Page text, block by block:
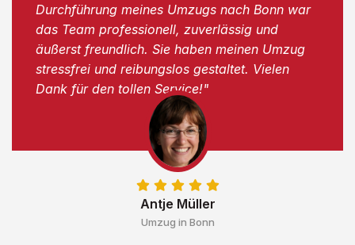
Antje Müller
Umzug in Bonn
Durchführung meines Umzugs nach Bonn war
das Team professionell, zuverlässig und
äußerst freundlich. Sie haben meinen Umzug
stressfrei und reibungslos gestaltet. Vielen
Dank für den tollen Service!"